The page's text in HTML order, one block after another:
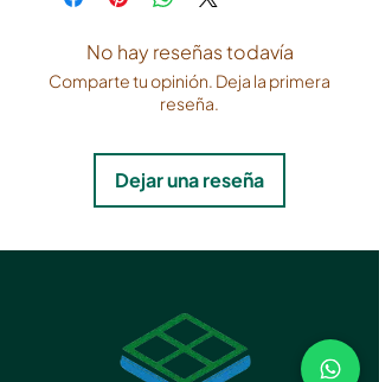
tipo de carpete é a escolha ideal
para quem busca um ambiente
moderno aliado ao conforto e
praticidade.
Com dimensões de 50x50 cm, os
carpetes em placa Tarkett Basic®
oferecem versatilidade na hora da
Além disso, a fácil manutenção e
durabilidade tornam esse tipo de
No hay reseñas todavía
Comparte tu opinión. Deja la primera
reseña.
Dejar una reseña